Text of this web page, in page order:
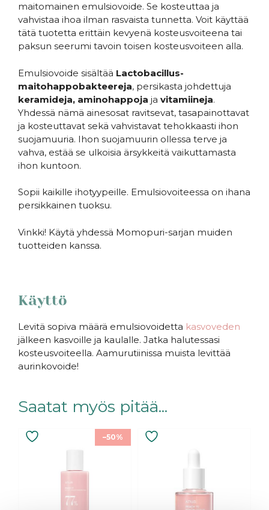
maitomainen emulsiovoide. Se kosteuttaa ja
vahvistaa ihoa ilman rasvaista tunnetta. Voit käyttää
tätä tuotetta erittäin kevyenä kosteusvoiteena tai
paksun seerumi tavoin toisen kosteusvoiteen alla.
Emulsiovoide sisältää Lactobacillus-
maitohappobakteereja, persikasta johdettuja
keramideja, aminohappoja ja vitamiineja.
Yhdessä nämä ainesosat ravitsevat, tasapainottavat
ja kosteuttavat sekä vahvistavat tehokkaasti ihon
suojamuuria. Ihon suojamuurin ollessa terve ja
vahva, estää se ulkoisia ärsykkeitä vaikuttamasta
ihon kuntoon.
Sopii kaikille ihotyypeille. Emulsiovoiteessa on ihana
persikkainen tuoksu.
Vinkki! Käytä yhdessä Momopuri-sarjan muiden
tuotteiden kanssa.
Käyttö
Levitä sopiva määrä emulsiovoidetta kasvoveden
jälkeen kasvoille ja kaulalle. Jatka halutessasi
kosteusvoiteella. Aamurutiinissa muista levittää
aurinkovoide!
Saatat myös pitää...
–50%